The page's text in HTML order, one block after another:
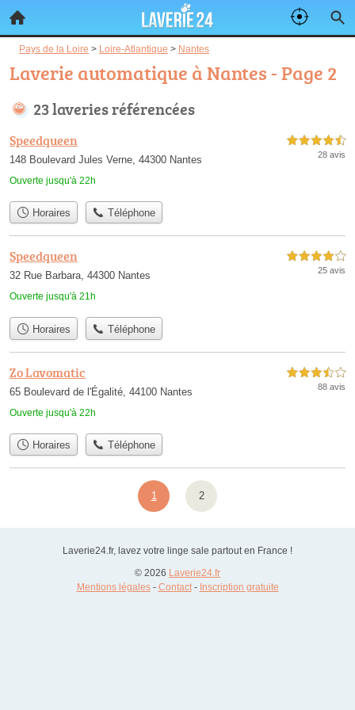
Pays de la Loire > Loire-Atlantique > Nantes
Laverie automatique à Nantes - Page 2
23 laveries référencées
Speedqueen
148 Boulevard Jules Verne, 44300 Nantes
Ouverte jusqu'à 22h
4,5 étoiles sur 5
28 avis
Horaires Téléphone
Speedqueen
32 Rue Barbara, 44300 Nantes
Ouverte jusqu'à 21h
4,0 étoiles sur 5
25 avis
Horaires Téléphone
Zo Lavomatic
65 Boulevard de l'Égalité, 44100 Nantes
Ouverte jusqu'à 22h
3,5 étoiles sur 5
88 avis
Horaires Téléphone
1 2
Laverie24.fr, lavez votre linge sale partout en France !
© 2026 Laverie24.fr
Mentions légales- Contact- Inscription gratuite